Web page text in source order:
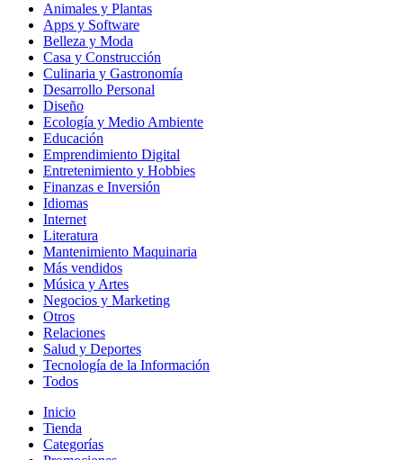
Animales y Plantas
Apps y Software
Belleza y Moda
Casa y Construcción
Culinaria y Gastronomía
Desarrollo Personal
Diseño
Ecología y Medio Ambiente
Educación
Emprendimiento Digital
Entretenimiento y Hobbies
Finanzas e Inversión
Idiomas
Internet
Literatura
Mantenimiento Maquinaria
Más vendidos
Música y Artes
Negocios y Marketing
Otros
Relaciones
Salud y Deportes
Tecnología de la Información
Todos
Inicio
Tienda
Categorías